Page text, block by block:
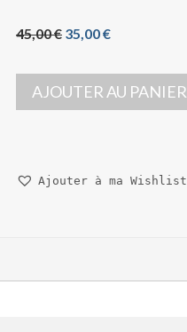
45,00 € L
p
r
i
i
é
35,00 €L
p
r
i
t
s
AJOUTER AU PANIER
Ajouter à ma Wishlist